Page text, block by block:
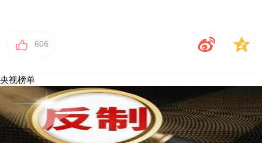
606
央视榜单